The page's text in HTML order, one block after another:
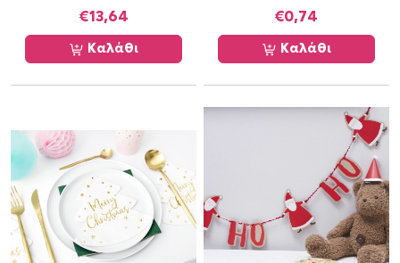
€13,64
Καλάθι
€0,74
Καλάθι